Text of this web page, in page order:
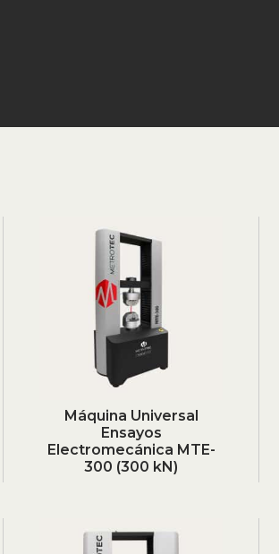
Máquina Universal
Ensayos
Electromecánica MTE-
300 (300 kN)